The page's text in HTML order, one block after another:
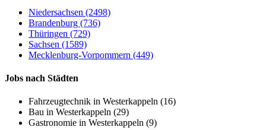
Niedersachsen (2498)
Brandenburg (736)
Thüringen (729)
Sachsen (1589)
Mecklenburg-Vorpommern (449)
Jobs nach Städten
Fahrzeugtechnik in Westerkappeln (16)
Bau in Westerkappeln (29)
Gastronomie in Westerkappeln (9)